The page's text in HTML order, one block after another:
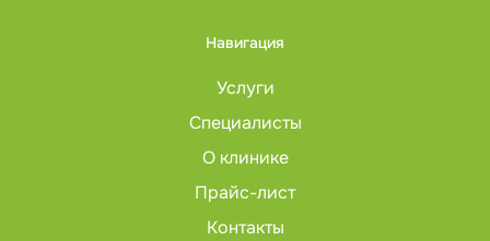
Навигация
Услуги
Специалисты
О клинике
Прайс-лист
Контакты